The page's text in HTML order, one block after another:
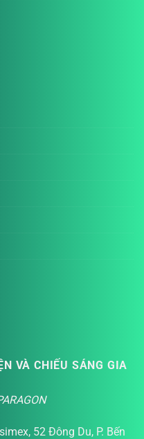
VÀ CHIẾU SÁNG GIA
52 Đông Du, P. Bến